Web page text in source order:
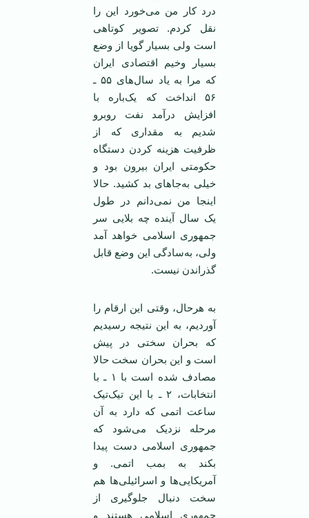
درد کار من می‌خورد این را
نقل کردم. تصویر کوتاهی
است ولی بسیار گویا از وضع
بسیار وخیم اقتصادی ایران
که مرا به یاد سال‌های ۵۵ ـ
۵۶ انداخت که یک‌باره با
افزایش درآمد نفت روبرو
شدیم به مقداری که از
ظرفیت هزینه کردن دستگاه
حکومتی ایران بیرون بود و
خیلی به‌جاهای بد کشید. حالا
اینجا من نمی‌دانم در طول
یک سال آینده چه بلایی سر
جمهوری اسلامی خواهد آمد
ولی، به‌سادگی این وضع قابل
گذراندن نیست.
به هرحال، وقتی این ارقام را
آوردیم، به این نتیجه رسیدیم
که بحران سختی در پیش
است و این بحران سخت حالا
مصادف شده است با ۱ ـ با
انتخابات، ۲ ـ با این تیک‌تیک
ساعت اتمی که دارد به آن
مرحله نزدیک می‌شود که
جمهوری اسلامی دست پیدا
بکند به بمب اتمی. و
آمریکایی‌ها و اسرائیلی‌ها هم
سخت دنبال جلوگیری از
جمهوری اسلامی هستند و